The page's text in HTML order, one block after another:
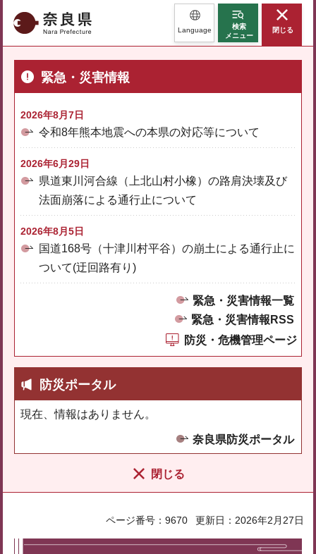
奈良県 Language
検索
メニュー
閉じる
緊急・災害情報
2026年8月7日
令和8年熊本地震への本県の対応等について
2026年6月29日
県道東川河合線（上北山村小橡）の路肩決壊及び
法面崩落による通行止について
2026年8月5日
国道168号（十津川村平谷）の崩土による通行止に
ついて(迂回路有り)
緊急・災害情報一覧
緊急・災害情報RSS
防災・危機管理ページ
防災ポータル
現在、情報はありません。
奈良県防災ポータル
閉じる
ページ番号：9670 更新日：2026年2月27日